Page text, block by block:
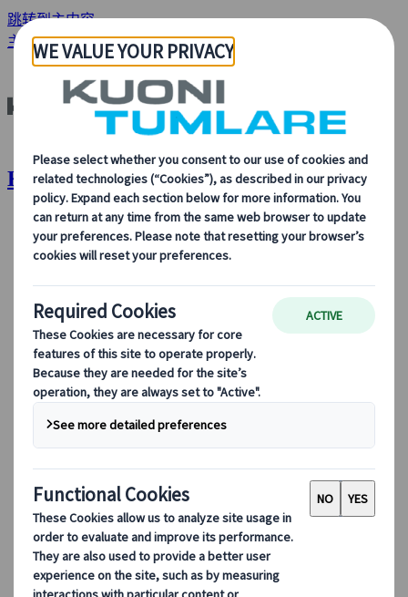
跳转到主内容
主页 分析与新闻 Lights of London
Kuoni Tumlare : 灯火通明的伦敦
关于我们
关于我们
了解更多关于我们的身份、我们的业务，以及我们对可
持续发展、创新和最新旅游技术的承诺。
查看概览
了解更多关于我们的信息
我们的领导团队
可持续发展
DEIB
我们的数字工具
伙伴行动应用程序
供应商网络应用程序
代理网络应用程序
目的地
目的地